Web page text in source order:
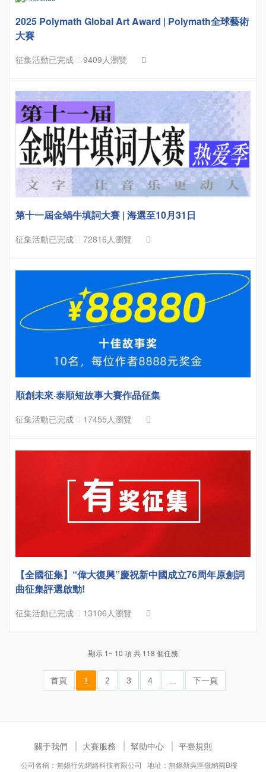
2025 Polymath Global Art Award | Polymath全球藝術
大賽
征集活動已完成 9409人瀏覽
第十一屆金蝸牛填詞大賽 | 海選至10月31日
征集活動已完成 72816人瀏覽
順創未來·泰順短故事大賽作品征集
征集活動已完成 17455人瀏覽
【全國征集】“偉大復興”慶祝新中國成立76周年原創詞
曲征集評選啟動!
征集活動已完成 13106人瀏覽
顯示 1~ 10 項 共 118 個任務
首頁 1 2 3 4 下一頁
關于我們 大賽服務 幫助中心 平臺規則
公司名稱：無錫行先網絡科技有限公司 地址：無錫新吳區微納園B樓